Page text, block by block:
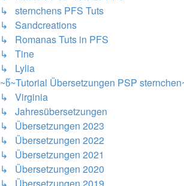
↳ sternchens PFS Tuts
↳ Sandcreations
↳ Romanas Tuts in PFS
↳ Tine
↳ Lylia
~წ~Tutorial Übersetzungen PSP
↳ Virginia
↳ Jahresübersetzungen
↳ Übersetzungen 2023
↳ Übersetzungen 2022
↳ Übersetzungen 2021
↳ Übersetzungen 2020